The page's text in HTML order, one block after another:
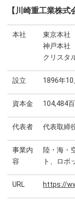
【川崎重工業株式
本社
東京本社
神戸本社
クリスタ
設立 1896年
資本金 104,484
代表者 代表取締
事業内
容
陸・海・
ト、ロボ
URL https://